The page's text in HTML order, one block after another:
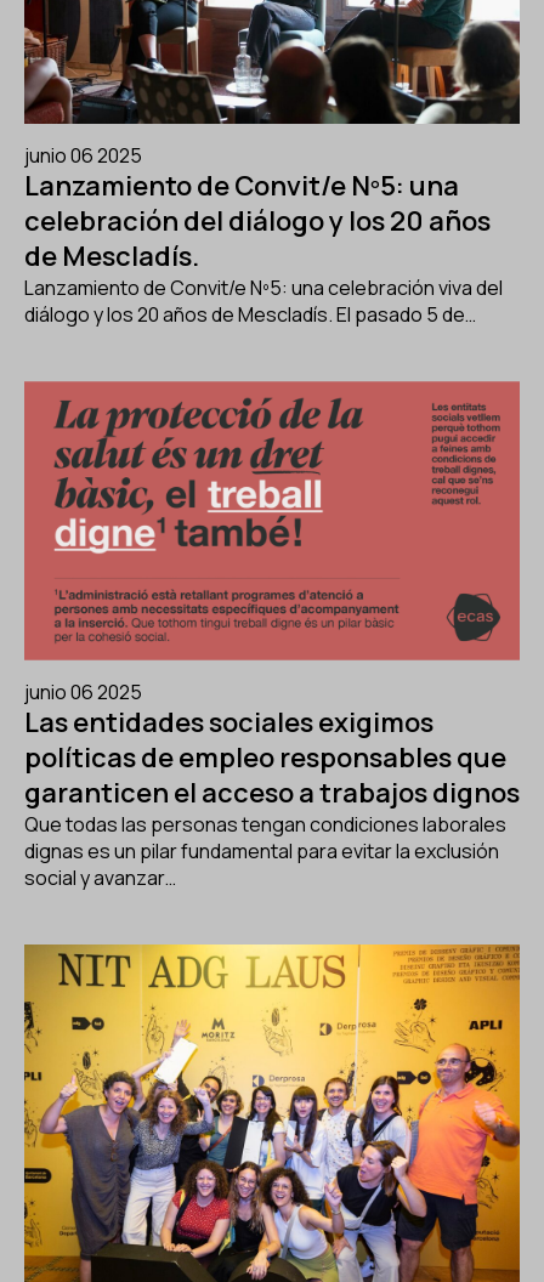
junio 06 2025
Lanzamiento de Convit/e Nº5: una
celebración del diálogo y los 20 años
de Mescladís.
Lanzamiento de Convit/e Nº5: una celebración viva del
diálogo y los 20 años de Mescladís. El pasado 5 de…
junio 06 2025
Las entidades sociales exigimos
políticas de empleo responsables que
garanticen el acceso a trabajos dignos
Que todas las personas tengan condiciones laborales
dignas es un pilar fundamental para evitar la exclusión
social y avanzar…